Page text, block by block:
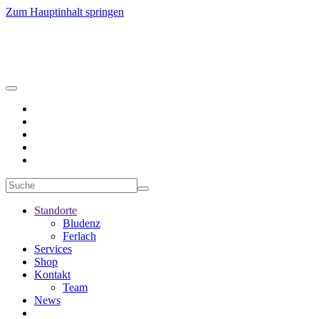
Zum Hauptinhalt springen
Standorte
Bludenz
Ferlach
Services
Shop
Kontakt
Team
News